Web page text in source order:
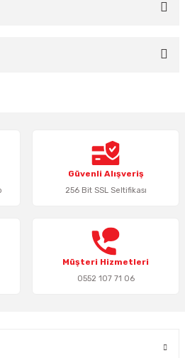
yorumu siz yapın!
veya görüntülenemiyor.
bulunuyor.
olmalı.
Güvenli Alışveriş
256 Bit SSL Seltifikası
Müşteri Hizmetleri
0552 107 71 06